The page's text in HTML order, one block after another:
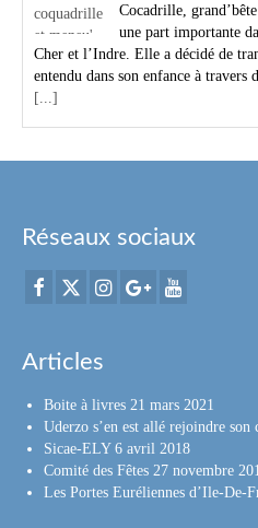
Cocadrille,
une part importante
Cher et l’Indre. Elle a décidé de
entendu dans son enfance à travers
[...]
Réseaux sociaux
Articles
Boite à livres 21 mars 2021
Uderzo s’en est allé rejoindre son
Sicae-ELY 6 avril 2018
Comité des Fêtes 27 novembre
Les Portes Euréliennes d’Ile-De-